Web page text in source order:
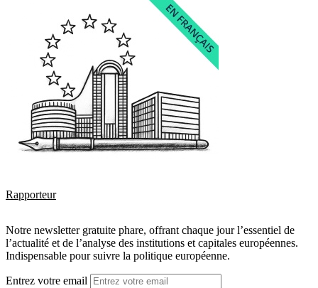
Rapporteur
Notre newsletter gratuite phare, offrant chaque jour l’essentiel de
l’actualité et de l’analyse des institutions et capitales européennes.
Indispensable pour suivre la politique européenne.
Entrez votre email